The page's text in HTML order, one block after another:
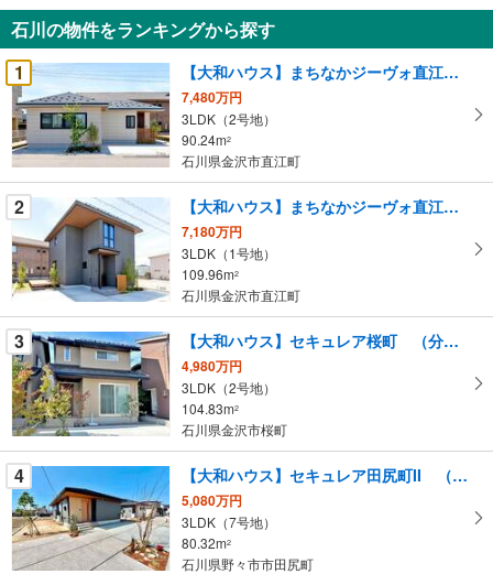
知
を
受
け
取
る
・
条
件
を
マ
イ
ペ
ー
ジ
に
保
存
す
る
石川の物件をランキングから探す
1
【大和ハウス】まちなかジーヴォ直江町2号地 （分譲住宅）
7,480万円
3LDK（2号地）
90.24m2
石川県金沢市直江町
2 【大和ハウス】まちなかジーヴォ直江町1号地 （分譲住宅）
7,180万円
3LDK（1号地）
109.96m2
石川県金沢市直江町
3 【大和ハウス】セキュレア桜町 （分譲住宅）
4,980万円
3LDK（2号地）
104.83m2
石川県金沢市桜町
4 【大和ハウス】セキュレア田尻町II （分譲住宅）
5,080万円
3LDK（7号地）
80.32m2
石川県野々市市田尻町